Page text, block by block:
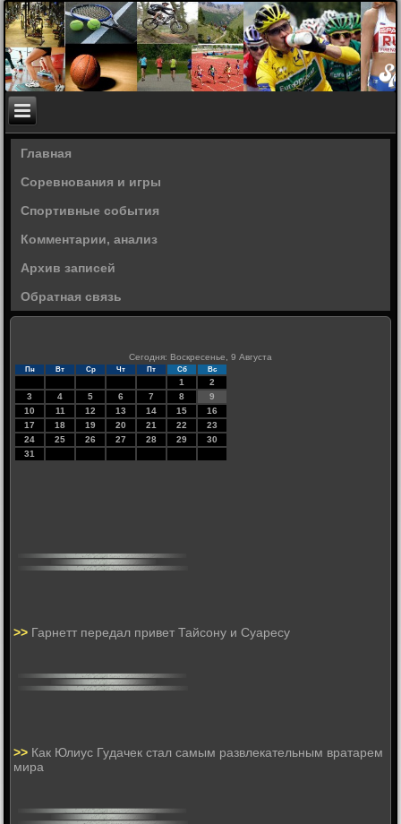
Главная
Соревнования и игры
Спортивные события
Комментарии, анализ
Архив записей
Обратная связь
Сегодня: Воскресенье, 9 Августа
Пн Вт Ср Чт Пт Сб Вс
1
2
3
4 5 6 7 8
9
10
11 12 13 14 15
16
17
18 19 20 21 22
23
24
25 26 27 28 29
30
31
>> Гарнетт передал привет Тайсону и Суаресу
>> Как Юлиус Гудачек стал самым развлекательным вратарем
мира